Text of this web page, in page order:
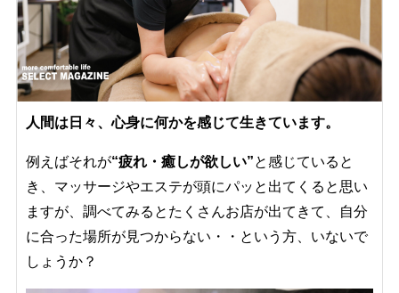
人間は日々、心身に何かを感じて生きています。
例えばそれが“疲れ・癒しが欲しい”と感じていると
き、マッサージやエステが頭にパッと出てくると思い
ますが、調べてみるとたくさんお店が出てきて、自分
に合った場所が見つからない・・という方、いないで
しょうか？